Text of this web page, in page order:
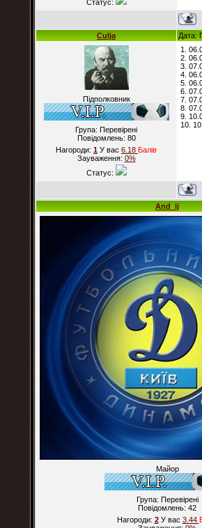
Статус:
Culja Дата:
Підполковник
Група: Перевірені
Повідомлень: 80
Нагороди: 1 У вас 6.18 Балiв
Зауваження: 0%
Статус:
1.
2.
3.
4.
5.
6.
7.
8.
9.
10.
And_ij
Майор
Група: Перевірені
Повідомлень: 42
Нагороди: 2У вас 3.44